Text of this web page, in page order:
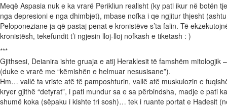
Meqë Aspasia nuk e ka vrarë Perikliun realisht (ky pati ikur në botën
nga depresioni e nga dhimbjet), mbase nofka i qe ngjitur thjesht
Peloponeziane ja që pastaj penat e kronistëve s’ta falin. Të
kronistësh, tekefundit t’i ngjesin lloj-lloj nofkash e tiketash : )
***
Gjithsesi, Deianira ishte gruaja e atij Heraklesit të famshëm
(duke e vrarë me “këmishën e helmuar nesusisane”).
Hm… vallë ta vriste atë të pamposhturin, vallë atë muskulozin e
kryer gjithë “detyrat”, i pati mundur sa e sa përbindsha, madje e pati
shumë koka (sëpaku i kishte tri sosh)… tek i ruante portat e Hadesit